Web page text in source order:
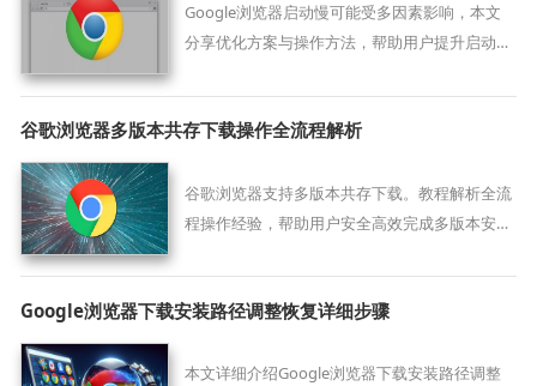
Google浏览器启动慢可能受多因素影响，本文
分享优化方案与操作方法，帮助用户提升启动速
谷歌浏览器多版本共存下载操作全流程解析
谷歌浏览器支持多版本共存下载。教程解析全流
程操作经验，帮助用户安全高效完成多版本安装
Google浏览器下载安装路径调整恢复详细步骤
本文详细介绍Google浏览器下载安装路径调整